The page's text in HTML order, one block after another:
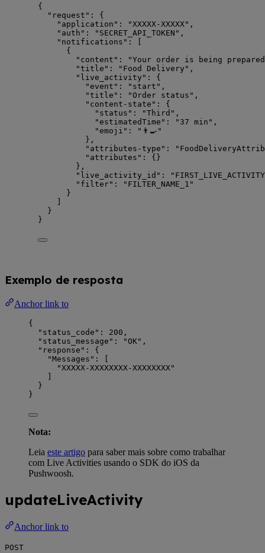
{
"request" : {
"application" : " XXXXX-XXXXX" ,
"auth" : " SECRET_API_TOKEN " ,
"notifications" : [
{
"content" : "Your order is being prepared
"title" : " Food Delivery " ,
"live_activity" : {
"event" : " start " ,
"title" : "Order status " ,
"content-state" : {
"status" : "Third " ,
"estimatedTime" : " 37 min " ,
"emoji" : " 👨‍🍳 "
},
"attributes-type" : "
"attributes" : {}
},
"live_activity_id" : " FIRST_LIVE_ACTIVITY
"filter" : " FILTER_NAME_1 "
}
}
}
Exemplo de resposta
Anchor link to
{
"status_code" : 200 ,
"status_message" : "OK" ,
"response" : {
"Messages" : [
"XXXXX-XXXXXXXX-XXXXXXXX"
}
}
Nota:
Leia este artigo para saber mais sobre como trabalhar
com Live Activities usando o SDK do iOS da
Pushwoosh.
updateLiveActivity
Anchor link to
POST